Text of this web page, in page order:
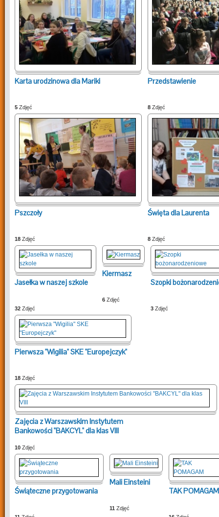
Karta urodzinowa dla Mariki
5 Zdjęć
Przedstawienie
8 Zdjęć
Pszczoły
18 Zdjęć
Święta dla Laurenta
8 Zdjęć
Jasełka w naszej szkole
32 Zdjęć
Kiermasz
6 Zdjęć
Szopki
3 Zdjęć
Pierwsza "Wigilia" SKE "Europejczyk"
18 Zdjęć
Zajęcia z Warszawskim Instytutem
Bankowości "BAKCYL" dla klas VIII
10 Zdjęć
Świąteczne przygotowania
Mali Einsteini
11 Zdjęć
TAK POMAGAM